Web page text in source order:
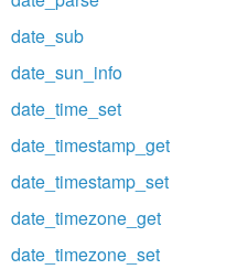
date_sub
date_sun_info
date_time_set
date_timestamp_get
date_timestamp_set
date_timezone_get
date_timezone_set